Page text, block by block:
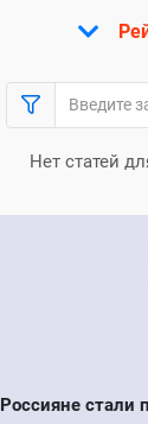
Нет статей
Россияне стали